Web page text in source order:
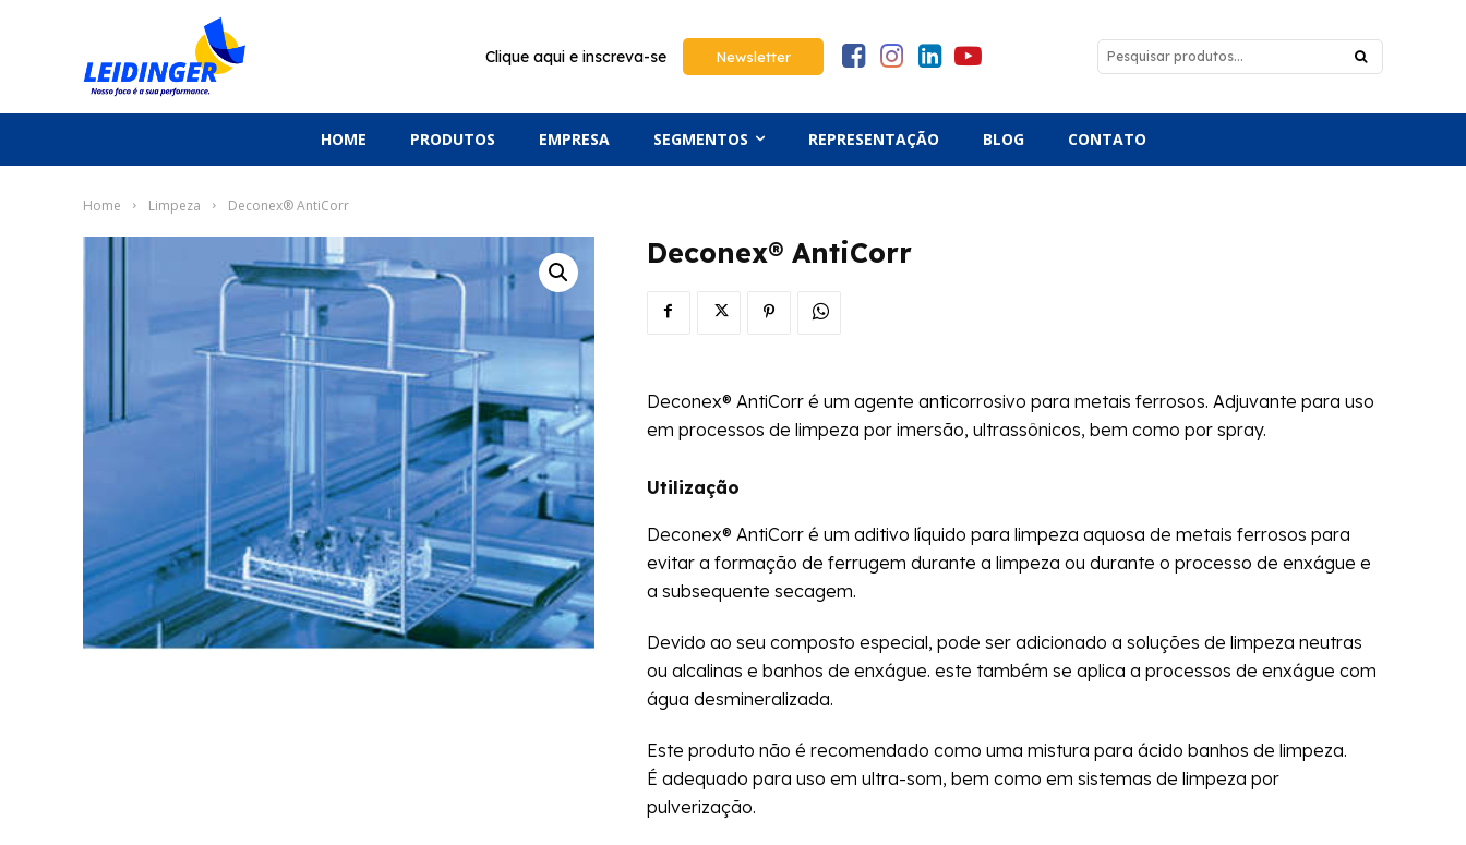
Clique aqui e inscreva-se Newsletter
HOME PRODUTOS EMPRESA SEGMENTOS REPRESENTAÇÃO BLOG CONTATO
Home Limpeza Deconex® AntiCorr
Deconex® AntiCorr
Deconex® AntiCorr é um agente anticorrosivo para metais ferrosos. Adjuvante para uso
em processos de limpeza por imersão, ultrassônicos, bem como por spray.
Utilização
Deconex® AntiCorr é um aditivo líquido para limpeza aquosa de metais ferrosos para
evitar a formação de ferrugem durante a limpeza ou durante o processo de enxágue e
a subsequente secagem.
Devido ao seu composto especial, pode ser adicionado a soluções de limpeza neutras
ou alcalinas e banhos de enxágue. este também se aplica a processos de enxágue com
água desmineralizada.
Este produto não é recomendado como uma mistura para ácido banhos de limpeza.
É adequado para uso em ultra-som, bem como em sistemas de limpeza por
pulverização.